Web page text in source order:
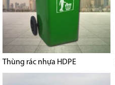
Thùng rác nhựa HDPE